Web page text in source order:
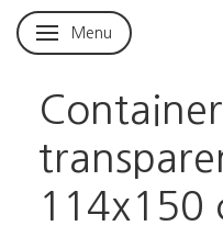
Skifte navigation
Menu
114x150